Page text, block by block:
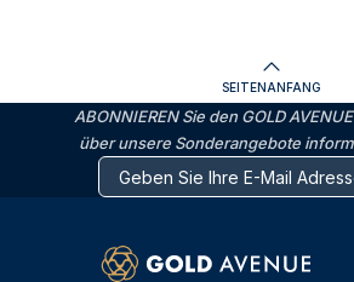
SEITENANFANG
ABONNIEREN Sie den GOLD
über unsere Sonderangebote